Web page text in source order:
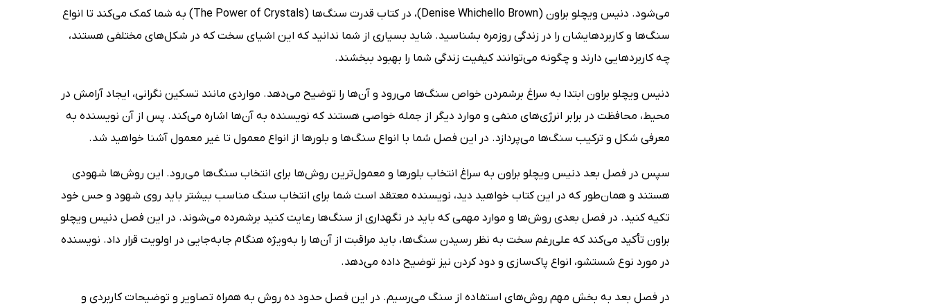
می‌شود. دنیس ویچلو براون (Denise Whichello Brown)، در کتاب قدرت سنگ‌ها (The Power of Crystals) به شما کمک می‌کند تا انواع
سنگ‌ها و کاربردهایشان را در زندگی روزمره بشناسید. شاید بسیاری از شما ندانید که این اشیای سخت که در شکل‌های مختلفی هستند،
چه کاربردهایی دارند و چگونه می‌توانند کیفیت زندگی شما را بهبود ببخشند.
دنیس ویچلو براون ابتدا به سراغ برشمردن خواص سنگ‌ها می‌رود و آن‌ها را توضیح می‌دهد. مواردی مانند تسکین نگرانی، ایجاد آرامش در
محیط، محافظت در برابر انرژی‌های منفی و موارد دیگر از جمله خواصی هستند که نویسنده به آن‌ها اشاره می‌کند. پس از آن نویسنده به
معرفی شکل و ترکیب سنگ‌ها می‌پردازد. در این فصل شما با انواع سنگ‌ها و بلورها از انواع معمول تا غیر معمول آشنا خواهید شد.
سپس در فصل بعد دنیس ویچلو براون به سراغ انتخاب بلورها و معمول‌ترین روش‌ها برای انتخاب سنگ‌ها می‌رود. این روش‌ها شهودی
هستند و همان‌طور که در این کتاب خواهید دید، نویسنده معتقد است شما برای انتخاب سنگ مناسب بیشتر باید روی شهود و حس خود
تکیه کنید. در فصل بعدی روش‌ها و موارد مهمی که باید در نگهداری از سنگ‌ها رعایت کنید برشمرده می‌شوند. در این فصل دنیس ویچلو
براون تأکید می‌کند که علی‌رغم سخت به نظر رسیدن سنگ‌ها، باید مراقبت از آن‌ها را به‌ویژه هنگام جابه‌جایی در اولویت قرار داد. نویسنده
در مورد نوع شستشو، انواع پاک‌سازی و دود کردن نیز توضیح داده می‌دهد.
در فصل بعد به بخش مهم روش‌های استفاده از سنگ می‌رسیم. در این فصل حدود ده روش به همراه تصاویر و توضیحات کاربردی و